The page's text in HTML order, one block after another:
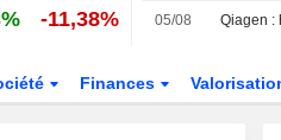
-11,38% 05/08
Finances